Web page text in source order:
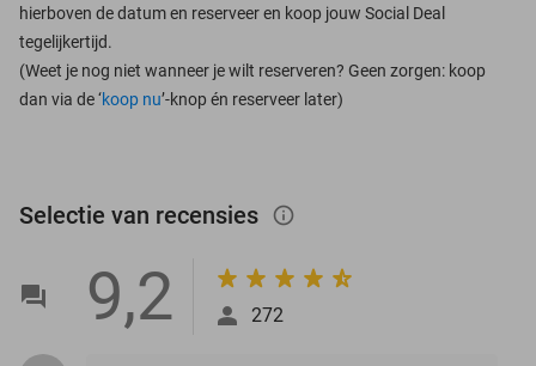
hierboven de datum en reserveer en koop jouw Social Deal
tegelijkertijd.
(Weet je nog niet wanneer je wilt reserveren? Geen zorgen: koop
dan via de ‘koop nu’-knop én reserveer later)
Selectie van recensies info_outlined
9,2 272